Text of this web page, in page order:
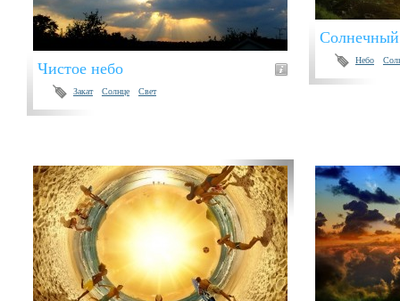
Чистое небо
Закат Солнце Свет
Солнечный
Небо